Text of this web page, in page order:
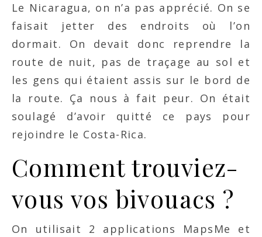
Le Nicaragua, on n’a pas apprécié. On se
faisait jetter des endroits où l’on
dormait. On devait donc reprendre la
route de nuit, pas de traçage au sol et
les gens qui étaient assis sur le bord de
la route. Ça nous à fait peur. On était
soulagé d’avoir quitté ce pays pour
rejoindre le Costa-Rica.
Comment trouviez-
vous vos bivouacs ?
On utilisait 2 applications MapsMe et